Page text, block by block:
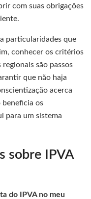
com suas obrigações
particularidades que
conhecer os critérios
são passos
que não haja
acerca
beneficia os
para um sistema
sobre IPVA
do IPVA no meu